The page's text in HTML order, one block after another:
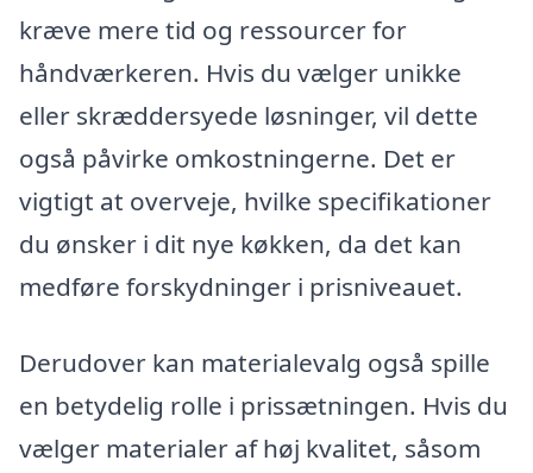
kræve mere tid og ressourcer for
håndværkeren. Hvis du vælger unikke
eller skræddersyede løsninger, vil dette
også påvirke omkostningerne. Det er
vigtigt at overveje, hvilke specifikationer
du ønsker i dit nye køkken, da det kan
medføre forskydninger i prisniveauet.
Derudover kan materialevalg også spille
en betydelig rolle i prissætningen. Hvis du
vælger materialer af høj kvalitet, såsom